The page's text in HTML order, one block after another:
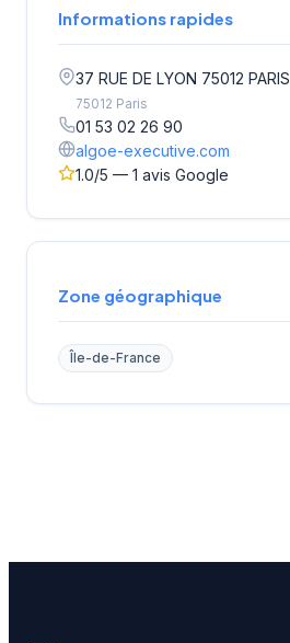
Informations rapides
37 RUE DE LYON 75012 PARIS
75012 Paris
01 53 02 26 90
algoe-executive.com
1.0/5 — 1 avis Google
Zone géographique
Île-de-France